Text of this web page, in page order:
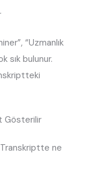
“Uzmanlık
sık bulunur.
Gösterilir
ne